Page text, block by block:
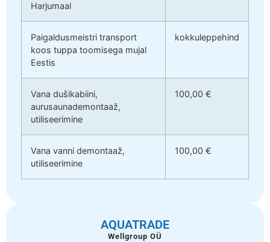
Harjumaal
Paigaldusmeistri transport
koos tuppa toomisega mujal
Eestis
kokkuleppehind
Vana dušikabiini,
aurusaunademontaaž,
utiliseerimine
100,00 €
Vana vanni demontaaž,
utiliseerimine
100,00 €
AQUATRADE
Wellgroup OÜ